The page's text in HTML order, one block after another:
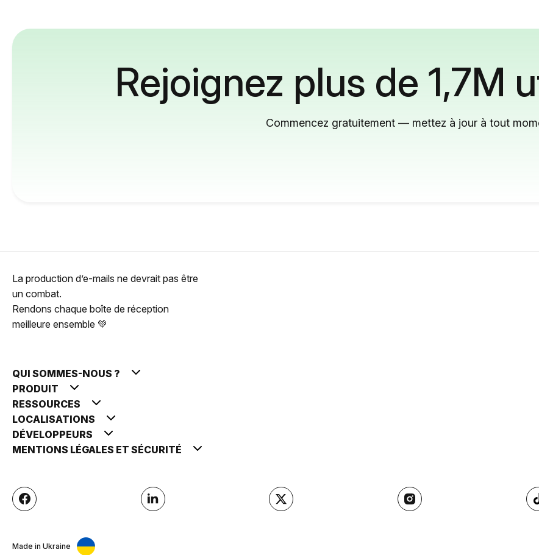
Rejoignez plus de 1,7M
Commencez gratuitement — mettez à jour à tout
La production d’e-mails ne devrait pas être
un combat.
Rendons chaque boîte de réception
meilleure ensemble 💚
QUI SOMMES-NOUS ?
PRODUIT
RESSOURCES
LOCALISATIONS
DÉVELOPPEURS
MENTIONS LÉGALES ET SÉCURITÉ
Made in Ukraine